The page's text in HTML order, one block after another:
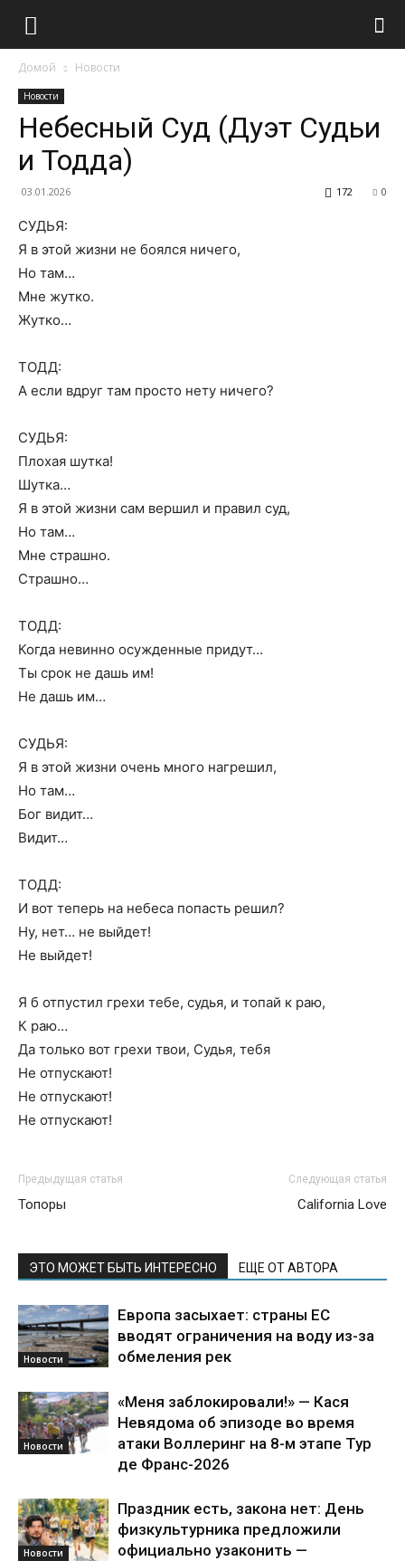
Домой Новости
Новости
Небесный Суд (Дуэт Судьи
и Тодда)
03.01.2026 0
172
СУДЬЯ:
Я в этой жизни не боялся ничего,
Но там…
Мне жутко.
Жутко…
ТОДД:
А если вдруг там просто нету ничего?
СУДЬЯ:
Плохая шутка!
Шутка…
Я в этой жизни сам вершил и правил суд,
Но там…
Мне страшно.
Страшно…
ТОДД:
Когда невинно осужденные придут…
Ты срок не дашь им!
Не дашь им…
СУДЬЯ:
Я в этой жизни очень много нагрешил,
Но там…
Бог видит…
Видит…
ТОДД:
И вот теперь на небеса попасть решил?
Ну, нет… не выйдет!
Не выйдет!
Я б отпустил грехи тебе, судья, и топай к раю,
К раю…
Да только вот грехи твои, Судья, тебя
Не отпускают!
Не отпускают!
Не отпускают!
Предыдущая статья
Топоры
Следующая статья
California Love
ЭТО МОЖЕТ БЫТЬ ИНТЕРЕСНО ЕЩЕ ОТ АВТОРА
Новости
Европа засыхает: страны ЕС
вводят ограничения на воду из-за
обмеления рек
Новости
«Меня заблокировали!» — Кася
Невядома об эпизоде во время
атаки Воллеринг на 8-м этапе Тур
де Франс-2026
Новости
Праздник есть, закона нет: День
физкультурника предложили
официально узаконить —